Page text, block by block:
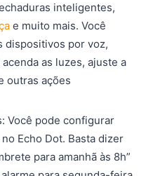
inteligentes,
e muito mais. Você
dispositivos por voz,
as luzes, ajuste a
outras ações
Você pode configurar
Echo Dot. Basta dizer
para amanhã às 8h”